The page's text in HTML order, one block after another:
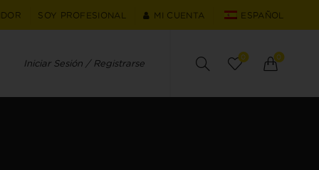
SOY PROFESIONAL MI CUENTA ESPAÑOL
Iniciar Sesión / Registrarse
0 0